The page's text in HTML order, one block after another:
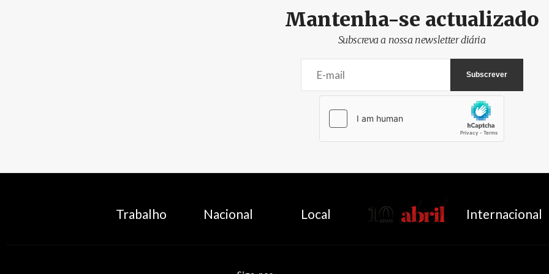
Mantenha-se actualizado
Subscreva a nossa newsletter diária
Trabalho Nacional Local AbrilAbril Internacional